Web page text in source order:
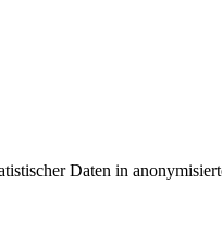
Daten in